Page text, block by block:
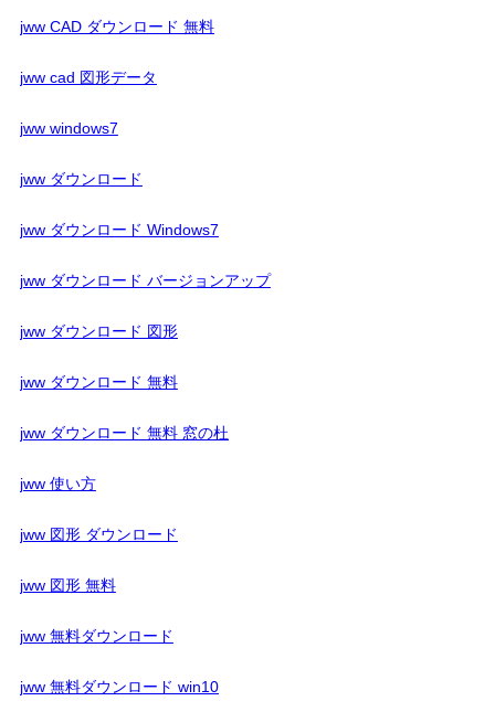
jww CAD ダウンロード 無料
jww cad 図形データ
jww windows7
jww ダウンロード
jww ダウンロード Windows7
jww ダウンロード バージョンアップ
jww ダウンロード 図形
jww ダウンロード 無料
jww ダウンロード 無料 窓の杜
jww 使い方
jww 図形 ダウンロード
jww 図形 無料
jww 無料ダウンロード
jww 無料ダウンロード win10